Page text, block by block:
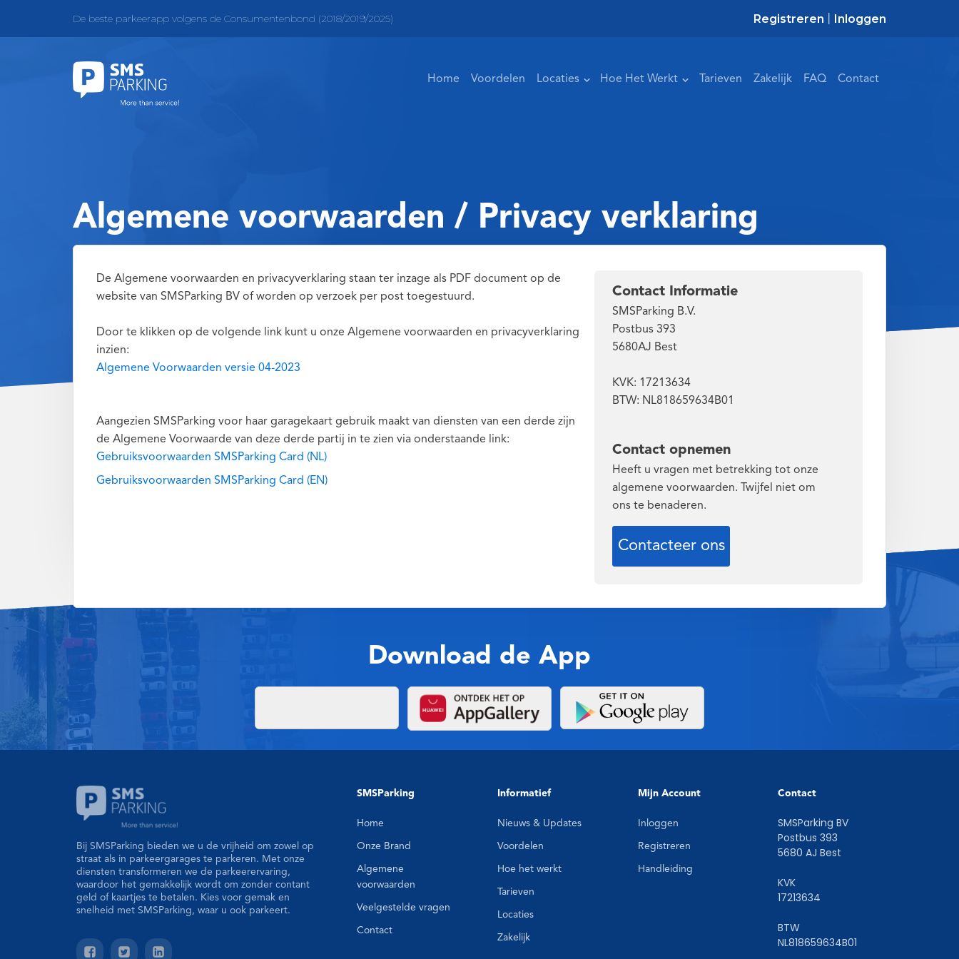
De beste parkeerapp volgens de Consumentenbond (2018/2019/2025) Registreren Inloggen
Home Voordelen Locaties Hoe Het Werkt Tarieven Zakelijk FAQ Contact
Algemene voorwaarden / Privacy verklaring
De Algemene voorwaarden en privacyverklaring staan ter inzage als PDF document op de
website van SMSParking BV of worden op verzoek per post toegestuurd.
Door te klikken op de volgende link kunt u onze Algemene voorwaarden en privacyverklaring
inzien:
Algemene Voorwaarden versie 04-2023
Aangezien SMSParking voor haar garagekaart gebruik maakt van diensten van een derde zijn
de Algemene Voorwaarde van deze derde partij in te zien via onderstaande link:
Gebruiksvoorwaarden SMSParking Card (NL)
Gebruiksvoorwaarden SMSParking Card (EN)
Contact Informatie
SMSParking B.V.
Postbus 393
5680AJ Best
KVK: 17213634
BTW: NL818659634B01
Contact opnemen
Heeft u vragen met betrekking tot onze
algemene voorwaarden. Twijfel niet om
ons te benaderen.
Contacteer ons
Download de App
Bij SMSParking bieden we u de vrijheid om zowel op
straat als in parkeergarages te parkeren. Met onze
diensten transformeren we de parkeerervaring,
waardoor het gemakkelijk wordt om zonder contant
geld of kaartjes te betalen. Kies voor gemak en
snelheid met SMSParking, waar u ook parkeert.
SMSParking
Home
Onze Brand
Algemene
voorwaarden
Veelgestelde vragen
Contact
Informatief
Nieuws & Updates
Voordelen
Hoe het werkt
Tarieven
Locaties
Zakelijk
Mijn Account
Inloggen
Registreren
Handleiding
Contact
SMSParking BV
Postbus 393
5680 AJ Best
KVK
17213634
BTW
NL818659634B01